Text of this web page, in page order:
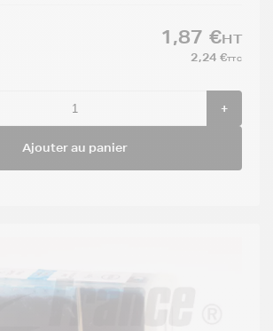
1,87 €HT
2,24 €TTC
+
Ajouter au panier